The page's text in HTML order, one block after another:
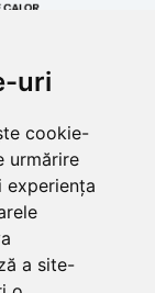
uri
cookie-
urmărire
experiența
a site-